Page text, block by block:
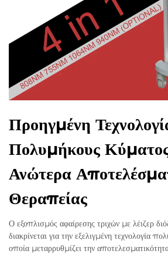
Προηγμένη
Πολυμήκους
Ανώτερα
Θεραπείας
Ο εξοπλισμός αφαίρεσης τριχών με λέιζερ
διακρίνεται για την εξελιγμένη τεχνολογία
οποία μεταρρυθμίζει την